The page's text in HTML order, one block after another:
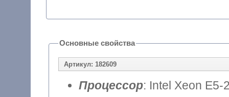
Основные свойства
Артикул: 182609
Процессор: Intel Xeon E5-